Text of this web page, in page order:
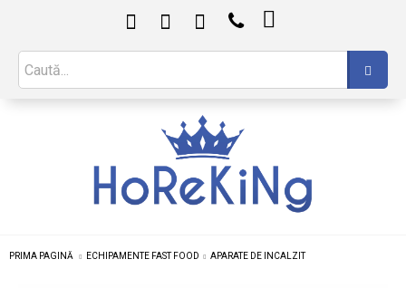

PRIMA PAGINĂ ECHIPAMENTE FAST FOOD APARATE DE INCALZIT